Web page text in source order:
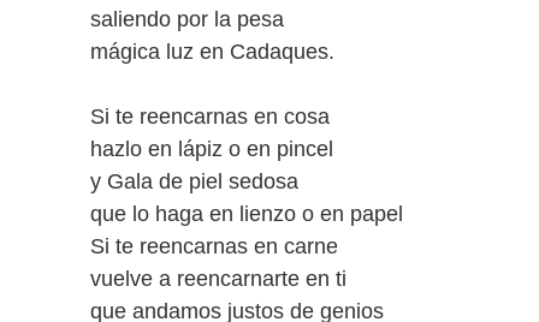
saliendo por la pesa
mágica luz en Cadaques.
Si te reencarnas en cosa
hazlo en lápiz o en pincel
y Gala de piel sedosa
que lo haga en lienzo o en papel
Si te reencarnas en carne
vuelve a reencarnarte en ti
que andamos justos de genios